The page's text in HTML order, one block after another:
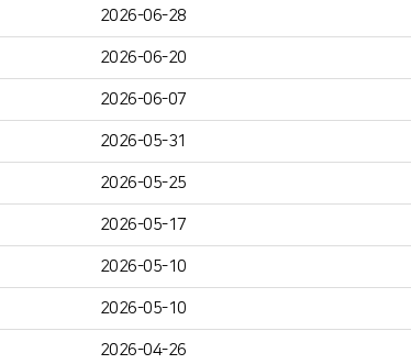
2026-06-28
2026-06-20
2026-06-07
2026-05-31
2026-05-25
2026-05-17
2026-05-10
2026-05-10
2026-04-26